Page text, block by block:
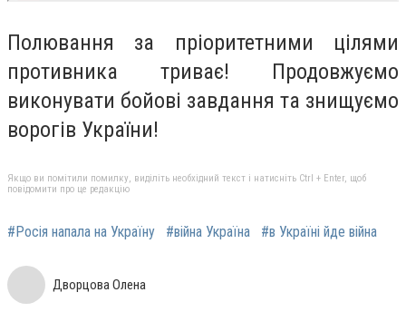
Полювання за пріоритетними цілями
противника триває! Продовжуємо
виконувати бойові завдання та знищуємо
ворогів України!
Якщо ви помітили помилку, виділіть необхідний текст і натисніть Ctrl + Enter, щоб
повідомити про це редакцію
#Росія напала на Україну #війна Україна #в Україні йде війна
Дворцова Олена